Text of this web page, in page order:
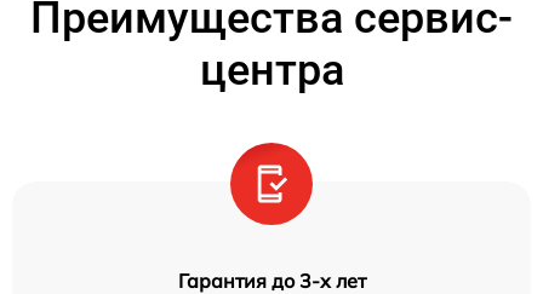
Преимущества сервис-
центра
Гарантия до 3-х лет